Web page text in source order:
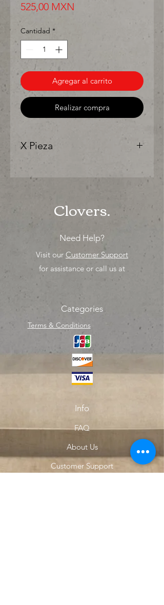
525,00 MXN
Cantidad *
Agregar al carrito
Realizar compra
X Pieza
"Ya sea para comprar o para surtir,
solo los mejores precios para tu
Clovers.
Need Help?
Visit our Customer Support
for assistance or call us at
Categories
Terms & Conditions
Info
FAQ
About Us
Customer Support